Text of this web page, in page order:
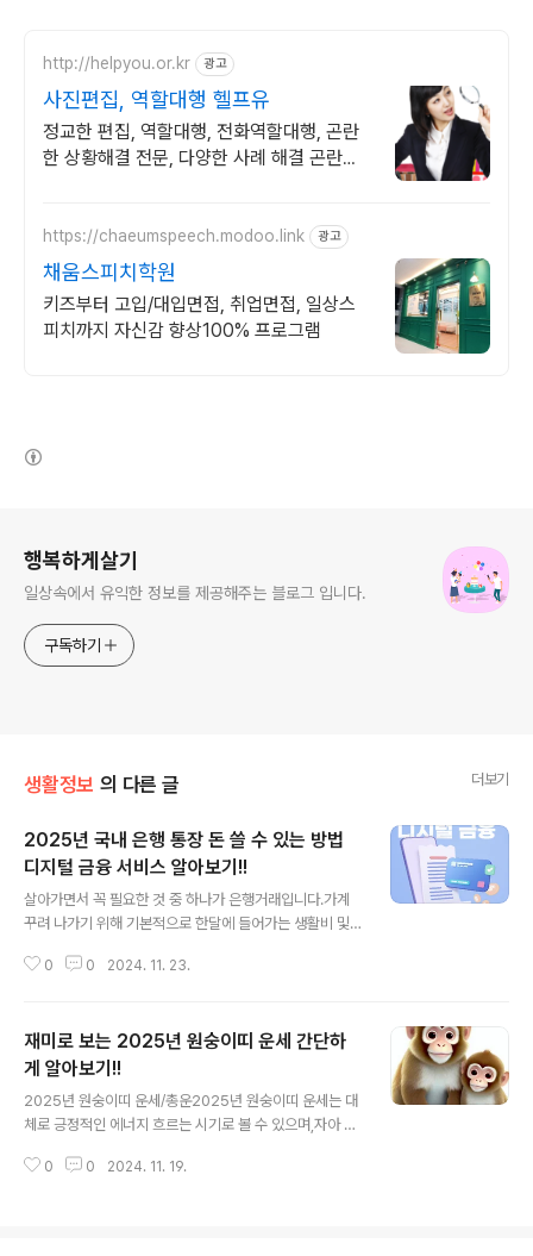
http://helpyou.or.kr 광고
사진편집, 역할대행 헬프유
정교한 편집, 역할대행, 전화역할대행, 곤란
한 상황해결 전문, 다양한 사례 해결 곤란한
https://chaeumspeech.modoo.link 광고
채움스피치학원
키즈부터 고입/대입면접, 취업면접, 일상스
피치까지 자신감 향상100% 프로그램
행복하게살기
일상속에서 유익한 정보를 제공해주는 블로그 입니다.
구독하기
생활정보 의 다른 글 더보기
2025년 국내 은행 통장 돈 쓸 수 있는 방법
디지털 금융 서비스 알아보기!!
살아가면서 꼭 필요한 것 중 하나가 은행거래입니다.가계
꾸려 나가기 위해 기본적으로 한달에 들어가는 생활비 및
행거래 입니다.그 밖에한달 동안 일을 열심히 하고 급여 지
지털 금융서비스 사업을 하는 사람들도 용도에 맞게 계좌
잘 사용하고 있을 것입니다.늘 익숙하게 이용하던 은행거
래 앞으로 크게 달라질 전망으로,특히 많은 국민들이 이용
하는 국내 시중은행들 대부분 해당되며,국민,신한,우리,하
나,농협,기업은행 등 많은 사람들이 계좌 하나씩 보유하고
있을 만한 시중은행 관련된 소식 알아보겠습니다.전혀 다
0 0 2024. 11. 23.
재미로 보는 2025년 원숭이띠 운세 간단하
게 알아보기!!
2025년 원숭이띠 운세/총운2025년 원숭이띠 운세는 대
체로 긍정적인 에너지 흐르는 시기로 볼 수 있으며,자아 실
이띠의 특유의 지혜와 창의력 덕분에 업무나 학업에서 성
0 0 2024. 11. 19.